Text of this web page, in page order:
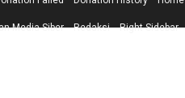
Media Siber Redaksi Right Sidebar